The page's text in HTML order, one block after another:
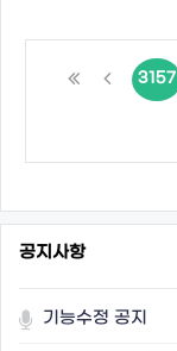
3157
공지사항
기능수정 공지